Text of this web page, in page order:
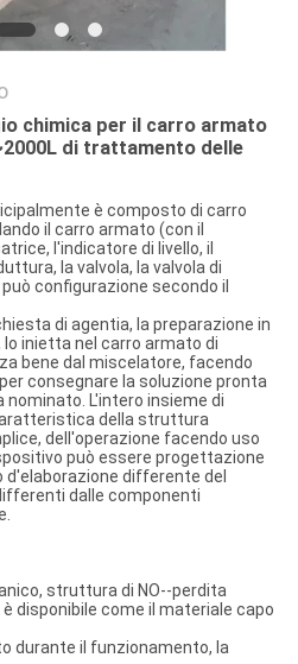
chimica per il carro armato
di trattamento delle
è composto di carro
il carro armato (con il
l'indicatore di livello, il
la valvola, la valvola di
configurazione secondo il
di agentia, la preparazione in
inietta nel carro armato di
bene dal miscelatore, facendo
consegnare la soluzione pronta
L'intero insieme di
della struttura
dell'operazione facendo uso
può essere progettazione
differente del
dalle componenti
struttura di NO--perdita
è disponibile come il materiale capo
durante il funzionamento, la